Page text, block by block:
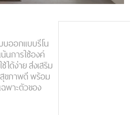
บออกแบบรีโน
นการใช้องค์
ได้ง่าย ส่งเสริม
ขภาพดี พร้อม
ฉพาะตัวของ